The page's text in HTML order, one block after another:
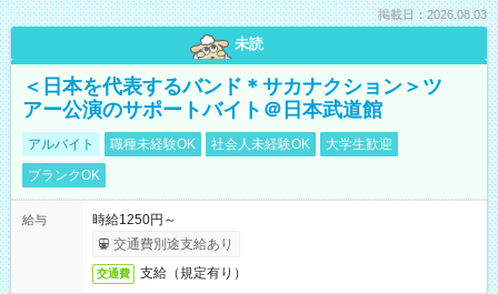
掲載日：2026.08.03
未読
＜日本を代表するバンド＊サカナクション＞ツ
アー公演のサポートバイト＠日本武道館
アルバイト 職種未経験OK 社会人未経験OK
大学生歓迎
ブランクOK
給与
時給1250円～
交通費別途支給あり
交通費 支給（規定有り）